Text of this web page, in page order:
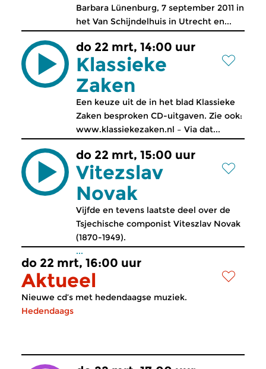
Barbara Lünenburg, 7 september 2011 in
het Van Schijndelhuis in Utrecht en...
do 22 mrt, 14:00 uur
Klassieke
Zaken
Een keuze uit de in het blad Klassieke
Zaken besproken CD-uitgaven. Zie ook:
www.klassiekezaken.nl – Via dat...
do 22 mrt, 15:00 uur
Vitezslav
Novak
Vijfde en tevens laatste deel over de
Tsjechische componist Viteszlav Novak
(1870-1949).
...
do 22 mrt, 16:00 uur
Aktueel
Nieuwe cd’s met hedendaagse muziek.
Hedendaags